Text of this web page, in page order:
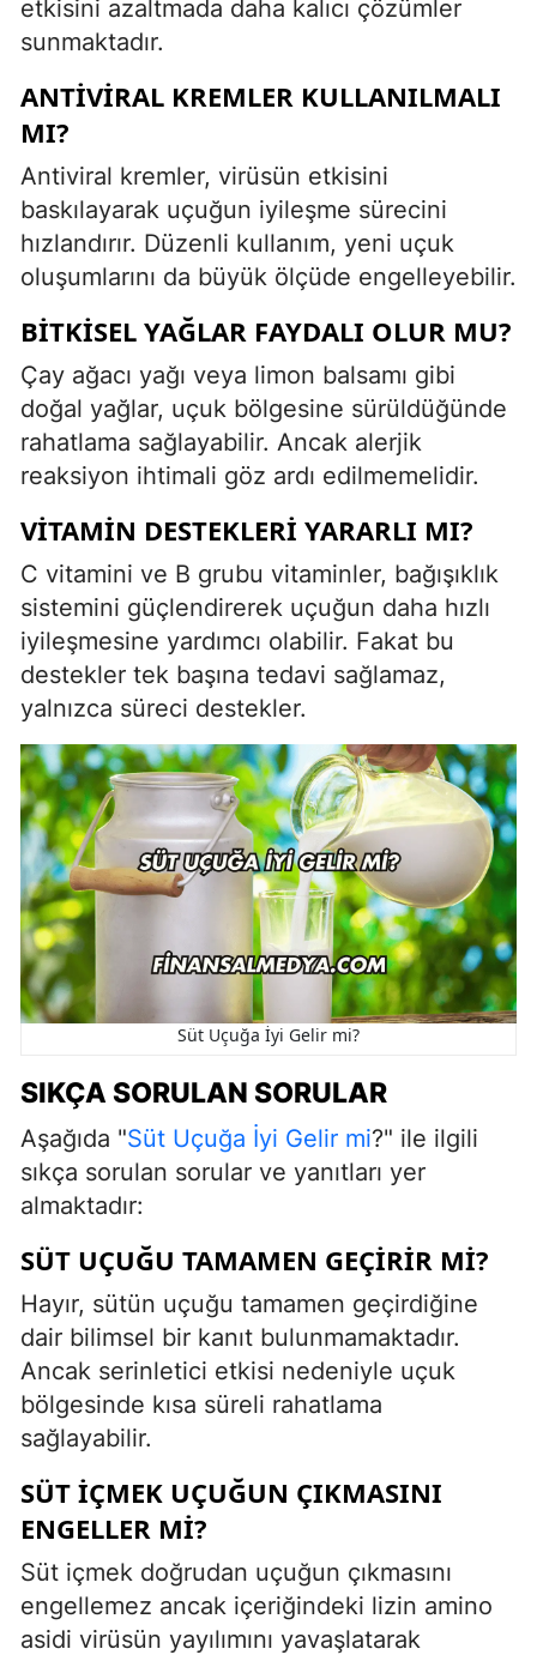
etkisini azaltmada daha kalıcı çözümler
sunmaktadır.
ANTIVIRAL KREMLER KULLANILMALI
MI?
Antiviral kremler, virüsün etkisini
baskılayarak uçuğun iyileşme sürecini
hızlandırır. Düzenli kullanım, yeni uçuk
oluşumlarını da büyük ölçüde engelleyebilir.
BITKISEL YAĞLAR FAYDALI OLUR MU?
Çay ağacı yağı veya limon balsamı gibi
doğal yağlar, uçuk bölgesine sürüldüğünde
rahatlama sağlayabilir. Ancak alerjik
reaksiyon ihtimali göz ardı edilmemelidir.
VITAMIN DESTEKLERI YARARLI MI?
C vitamini ve B grubu vitaminler, bağışıklık
sistemini güçlendirerek uçuğun daha hızlı
iyileşmesine yardımcı olabilir. Fakat bu
destekler tek başına tedavi sağlamaz,
yalnızca süreci destekler.
Süt Uçuğa İyi Gelir mi?
SIKÇA SORULAN SORULAR
Aşağıda "Süt Uçuğa İyi Gelir mi?" ile ilgili
sıkça sorulan sorular ve yanıtları yer
almaktadır:
SÜT UÇUĞU TAMAMEN GEÇIRIR MI?
Hayır, sütün uçuğu tamamen geçirdiğine
dair bilimsel bir kanıt bulunmamaktadır.
Ancak serinletici etkisi nedeniyle uçuk
bölgesinde kısa süreli rahatlama
sağlayabilir.
SÜT IÇMEK UÇUĞUN ÇIKMASINI
ENGELLER MI?
Süt içmek doğrudan uçuğun çıkmasını
engellemez ancak içeriğindeki lizin amino
asidi virüsün yayılımını yavaşlatarak